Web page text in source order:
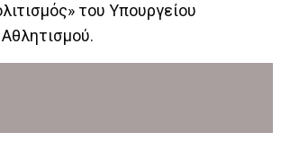
του Υπουργείου